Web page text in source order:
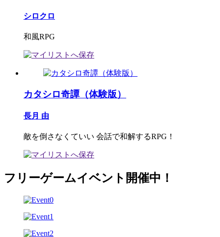
シロクロ
和風RPG
カタシロ奇譚（体験版）
長月 由
敵を倒さなくていい 会話で和解するRPG！
フリーゲームイベント開催中！